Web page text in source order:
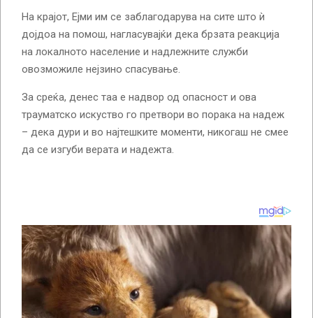
На крајот, Ејми им се заблагодарува на сите што ѝ
дојдоа на помош, нагласувајќи дека брзата реакција
на локалното население и надлежните служби
овозможиле нејзино спасување.
За среќа, денес таа е надвор од опасност и ова
трауматско искуство го претвори во порака на надеж
– дека дури и во најтешките моменти, никогаш не смее
да се изгуби верата и надежта.